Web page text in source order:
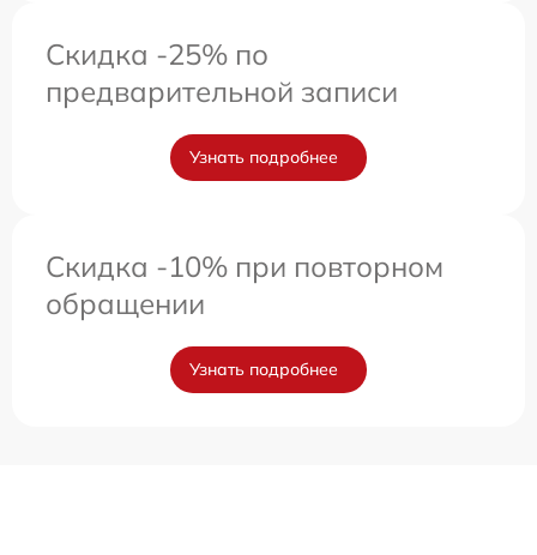
Скидка -25% по
предварительной записи
Узнать подробнее
Скидка -10% при повторном
обращении
Узнать подробнее